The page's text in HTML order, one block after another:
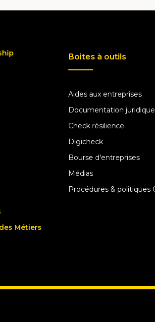
Métiers
Boites à outils
Aides aux entreprises
Documentation juridique
Check résilience
Digicheck
Bourse d'entreprises
Médias
Procédures & politiques